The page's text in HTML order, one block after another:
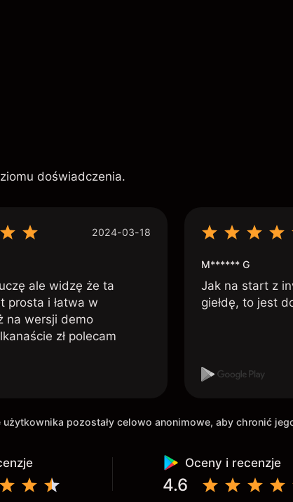
doświadczenia.
2024-03-18
ale widzę że ta
prosta i łatwa w
na wersji demo
zł polecam
M****** G
Jak na start z
giełdę, to jest
pozostały celowo anonimowe, aby chronić
Oceny i recenzje
4.6